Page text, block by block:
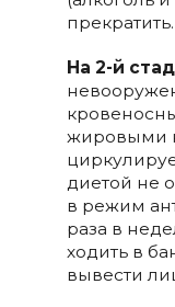
прекратить.
На 2-й
жировыми
диетой не
в режим
раза в
ходить в
вывести